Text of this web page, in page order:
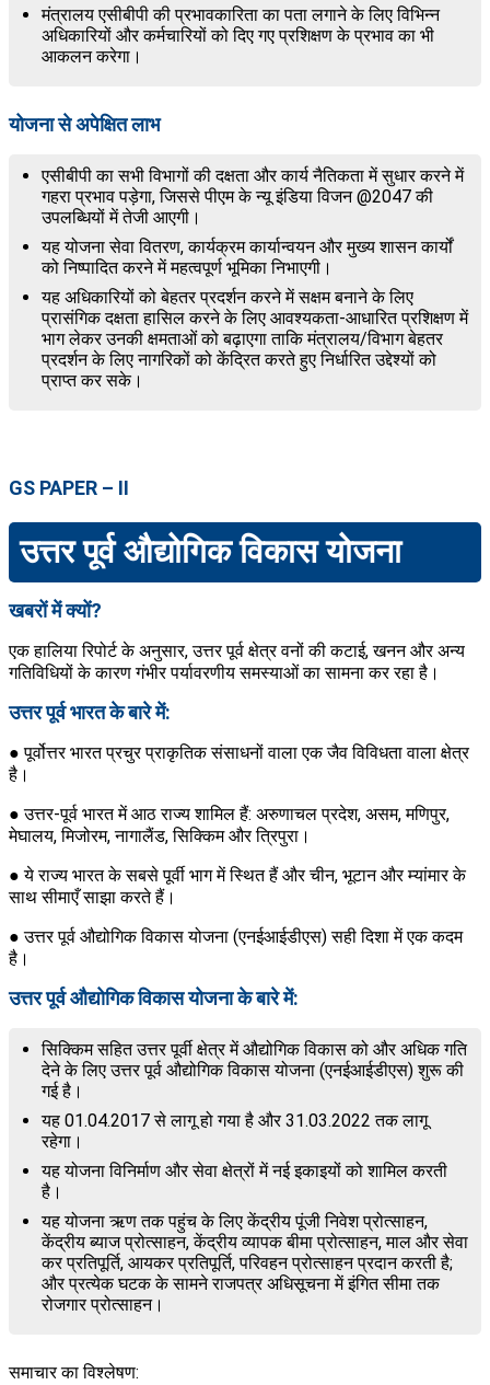
मंत्रालय एसीबीपी की प्रभावकारिता का पता लगाने के लिए विभिन्न
अधिकारियों और कर्मचारियों को दिए गए प्रशिक्षण के प्रभाव का भी
आकलन करेगा।
योजना से अपेक्षित लाभ
एसीबीपी का सभी विभागों की दक्षता और कार्य नैतिकता में सुधार करने में
गहरा प्रभाव पड़ेगा, जिससे पीएम के न्यू इंडिया विजन @2047 की
उपलब्धियों में तेजी आएगी।
यह योजना सेवा वितरण, कार्यक्रम कार्यान्वयन और मुख्य शासन कार्यों
को निष्पादित करने में महत्वपूर्ण भूमिका निभाएगी।
यह अधिकारियों को बेहतर प्रदर्शन करने में सक्षम बनाने के लिए
प्रासंगिक दक्षता हासिल करने के लिए आवश्यकता-आधारित प्रशिक्षण में
भाग लेकर उनकी क्षमताओं को बढ़ाएगा ताकि मंत्रालय/विभाग बेहतर
प्रदर्शन के लिए नागरिकों को केंद्रित करते हुए निर्धारित उद्देश्यों को
प्राप्त कर सके।
GS PAPER – II
उत्तर पूर्व औद्योगिक विकास योजना
खबरों में क्यों?
एक हालिया रिपोर्ट के अनुसार, उत्तर पूर्व क्षेत्र वनों की कटाई, खनन और अन्य
गतिविधियों के कारण गंभीर पर्यावरणीय समस्याओं का सामना कर रहा है।
उत्तर पूर्व भारत के बारे में:
● पूर्वोत्तर भारत प्रचुर प्राकृतिक संसाधनों वाला एक जैव विविधता वाला क्षेत्र
है।
● उत्तर-पूर्व भारत में आठ राज्य शामिल हैं: अरुणाचल प्रदेश, असम, मणिपुर,
मेघालय, मिजोरम, नागालैंड, सिक्किम और त्रिपुरा।
● ये राज्य भारत के सबसे पूर्वी भाग में स्थित हैं और चीन, भूटान और म्यांमार के
साथ सीमाएँ साझा करते हैं।
● उत्तर पूर्व औद्योगिक विकास योजना (एनईआईडीएस) सही दिशा में एक कदम
है।
उत्तर पूर्व औद्योगिक विकास योजना के बारे में:
सिक्किम सहित उत्तर पूर्वी क्षेत्र में औद्योगिक विकास को और अधिक गति
देने के लिए उत्तर पूर्व औद्योगिक विकास योजना (एनईआईडीएस) शुरू की
गई है।
यह 01.04.2017 से लागू हो गया है और 31.03.2022 तक लागू
रहेगा।
यह योजना विनिर्माण और सेवा क्षेत्रों में नई इकाइयों को शामिल करती
है।
यह योजना ऋण तक पहुंच के लिए केंद्रीय पूंजी निवेश प्रोत्साहन,
केंद्रीय ब्याज प्रोत्साहन, केंद्रीय व्यापक बीमा प्रोत्साहन, माल और सेवा
कर प्रतिपूर्ति, आयकर प्रतिपूर्ति, परिवहन प्रोत्साहन प्रदान करती है;
और प्रत्येक घटक के सामने राजपत्र अधिसूचना में इंगित सीमा तक
रोजगार प्रोत्साहन।
समाचार का विश्लेषण: